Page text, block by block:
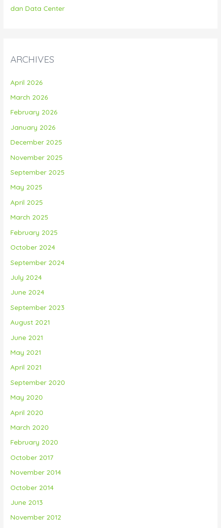
dan Data Center
ARCHIVES
April 2026
March 2026
February 2026
January 2026
December 2025
November 2025
September 2025
May 2025
April 2025
March 2025
February 2025
October 2024
September 2024
July 2024
June 2024
September 2023
August 2021
June 2021
May 2021
April 2021
September 2020
May 2020
April 2020
March 2020
February 2020
October 2017
November 2014
October 2014
June 2013
November 2012